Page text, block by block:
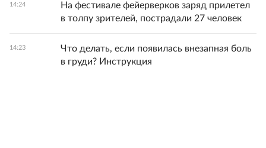
14:24
На фестивале фейерверков заряд прилетел
в толпу зрителей, пострадали 27 человек
14:23
Что делать, если появилась внезапная боль
в груди? Инструкция